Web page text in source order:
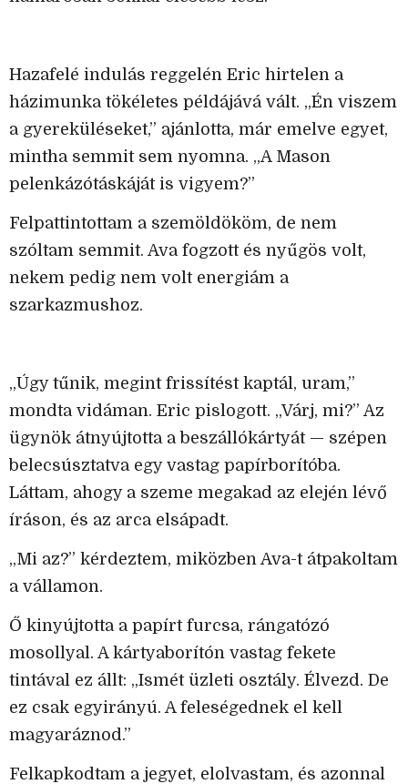
Hazafelé indulás reggelén Eric hirtelen a
házimunka tökéletes példájává vált. „Én viszem
a gyereküléseket,” ajánlotta, már emelve egyet,
mintha semmit sem nyomna. „A Mason
pelenkázótáskáját is vigyem?”
Felpattintottam a szemöldököm, de nem
szóltam semmit. Ava fogzott és nyűgös volt,
nekem pedig nem volt energiám a
szarkazmushoz.
„Úgy tűnik, megint frissítést kaptál, uram,”
mondta vidáman. Eric pislogott. „Várj, mi?” Az
ügynök átnyújtotta a beszállókártyát — szépen
belecsúsztatva egy vastag papírborítóba.
Láttam, ahogy a szeme megakad az elején lévő
íráson, és az arca elsápadt.
„Mi az?” kérdeztem, miközben Ava-t átpakoltam
a vállamon.
Ő kinyújtotta a papírt furcsa, rángatózó
mosollyal. A kártyaborítón vastag fekete
tintával ez állt: „Ismét üzleti osztály. Élvezd. De
ez csak egyirányú. A feleségednek el kell
magyaráznod.”
Felkapkodtam a jegyet, elolvastam, és azonnal